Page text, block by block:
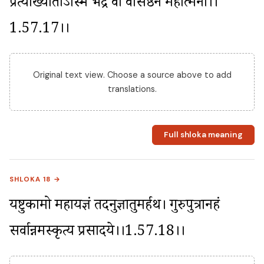
1.57.17।।
Original text view. Choose a source above to add
translations.
Full shloka meaning
SHLOKA 18 →
यष्टुकामो महायज्ञं तदनुज्ञातुमर्हथ। गुरुपुत्रानहं
सर्वान्नमस्कृत्य प्रसादये।।1.57.18।।